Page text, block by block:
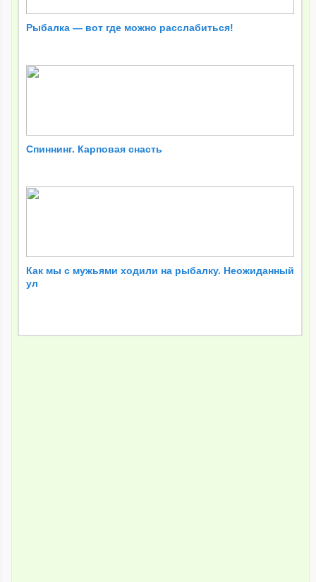
Рыбалка — вот где можно расслабиться!
Спиннинг. Карповая снасть
Как мы с мужьями ходили на рыбалку. Неожиданный
ул